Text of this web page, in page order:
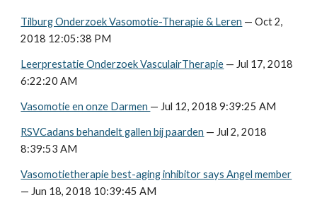
Tilburg Onderzoek Vasomotie-Therapie & Leren — Oct 2,
2018 12:05:38 PM
Leerprestatie Onderzoek VasculairTherapie — Jul 17, 2018
6:22:20 AM
Vasomotie en onze Darmen — Jul 12, 2018 9:39:25 AM
RSVCadans behandelt gallen bij paarden — Jul 2, 2018
8:39:53 AM
Vasomotietherapie best-aging inhibitor says Angel member
— Jun 18, 2018 10:39:45 AM